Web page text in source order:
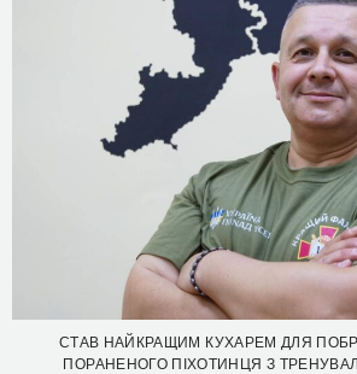
СТАВ НАЙКРАЩИМ КУХАРЕМ ДЛЯ
ПОРАНЕНОГО ПІХОТИНЦЯ З